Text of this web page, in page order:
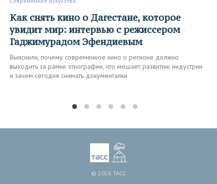
Как снять кино о Дагестане, которое
увидит мир: интервью с режиссером
Гаджимурадом Эфендиевым
Выяснили, почему современное кино о регионе должно
выходить за рамки этнографии, что мешает развитию индустрии
и зачем сегодня снимать документалки
© 2026 ТАСС